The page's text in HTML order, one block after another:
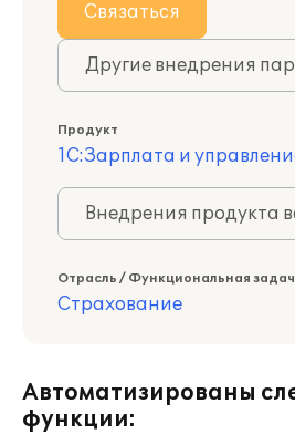
Связаться
Другие внедрения
Продукт
1С:Зарплата и
Внедрения продукта
Отрасль / Функциональная
Страхование
Автоматизированы
функции: